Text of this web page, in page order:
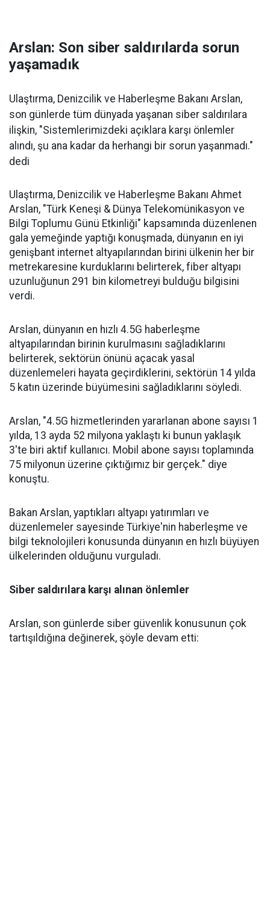
Arslan: Son siber saldırılarda sorun
yaşamadık
Ulaştırma, Denizcilik ve Haberleşme Bakanı Arslan,
son günlerde tüm dünyada yaşanan siber saldırılara
ilişkin, "Sistemlerimizdeki açıklara karşı önlemler
alındı, şu ana kadar da herhangi bir sorun yaşanmadı."
dedi
Ulaştırma, Denizcilik ve Haberleşme Bakanı Ahmet
Arslan, "Türk Keneşi & Dünya Telekomünikasyon ve
Bilgi Toplumu Günü Etkinliği" kapsamında düzenlenen
gala yemeğinde yaptığı konuşmada, dünyanın en iyi
genişbant internet altyapılarından birini ülkenin her bir
metrekaresine kurduklarını belirterek, fiber altyapı
uzunluğunun 291 bin kilometreyi bulduğu bilgisini
verdi.
Arslan, dünyanın en hızlı 4.5G haberleşme
altyapılarından birinin kurulmasını sağladıklarını
belirterek, sektörün önünü açacak yasal
düzenlemeleri hayata geçirdiklerini, sektörün 14 yılda
5 katın üzerinde büyümesini sağladıklarını söyledi.
Arslan, "4.5G hizmetlerinden yararlanan abone sayısı 1
yılda, 13 ayda 52 milyona yaklaştı ki bunun yaklaşık
3'te biri aktif kullanıcı. Mobil abone sayısı toplamında
75 milyonun üzerine çıktığımız bir gerçek." diye
konuştu.
Bakan Arslan, yaptıkları altyapı yatırımları ve
düzenlemeler sayesinde Türkiye'nin haberleşme ve
bilgi teknolojileri konusunda dünyanın en hızlı büyüyen
ülkelerinden olduğunu vurguladı.
Siber saldırılara karşı alınan önlemler
Arslan, son günlerde siber güvenlik konusunun çok
tartışıldığına değinerek, şöyle devam etti: